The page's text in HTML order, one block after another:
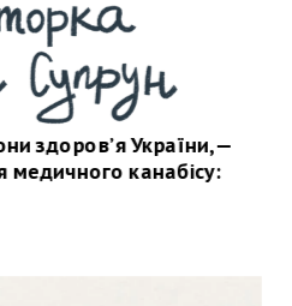
здоров’я України, —
медичного канабісу: